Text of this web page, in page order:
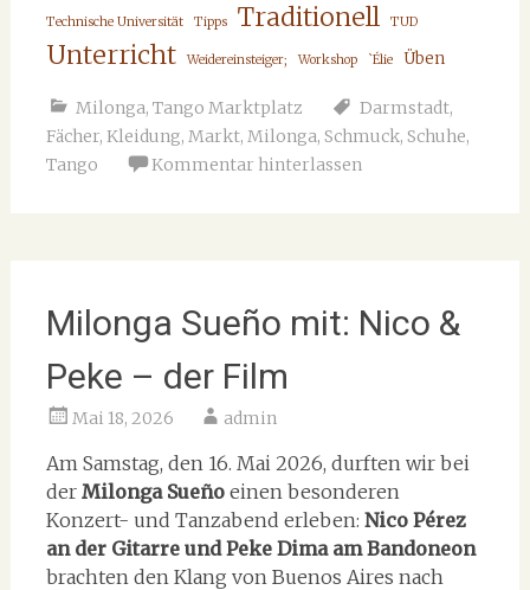
Technische Universität Tipps Traditionell TUD
Unterricht Weidereinsteiger; Workshop `Élie Üben
Milonga, Tango Marktplatz Darmstadt,
Fächer, Kleidung, Markt, Milonga, Schmuck, Schuhe,
Tango
Kommentar hinterlassen
Milonga Sueño mit: Nico &
Peke – der Film
Mai 18, 2026 admin
Am Samstag, den 16. Mai 2026, durften wir bei
der Milonga Sueñoeinen besonderen
Konzert- und Tanzabend erleben: Nico Pérez
an der Gitarre und Peke Dima am Bandoneon
brachten den Klang von Buenos Aires nach